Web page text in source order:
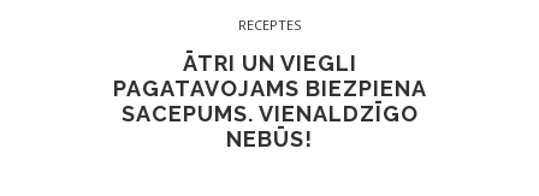
RECEPTES
ĀTRI UN VIEGLI
PAGATAVOJAMS BIEZPIENA
SACEPUMS. VIENALDZĪGO
NEBŪS!